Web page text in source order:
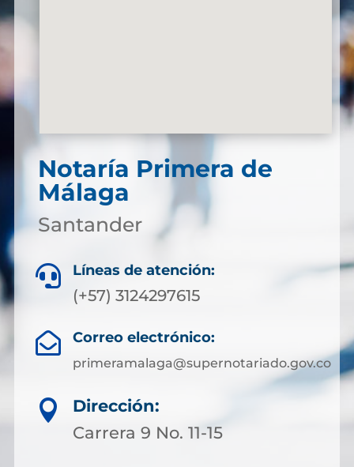
Notaría Primera de
Málaga
Santander
 Líneas de atención:
(+57) 3124297615
 Correo electrónico:
primeramalaga@supernotariado.gov.co

Dirección:
Carrera 9 No. 11-15